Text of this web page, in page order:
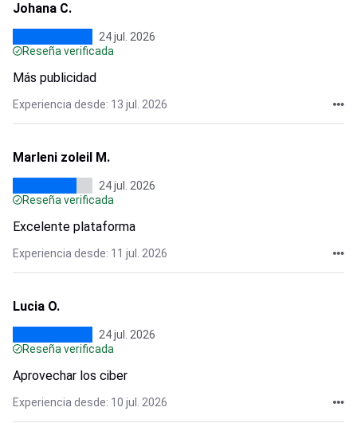
Johana C.
24 jul. 2026
Reseña verificada
Más publicidad
Experiencia desde: 13 jul. 2026
Marleni zoleil M.
24 jul. 2026
Reseña verificada
Excelente plataforma
Experiencia desde: 11 jul. 2026
Lucia O.
24 jul. 2026
Reseña verificada
Aprovechar los ciber
Experiencia desde: 10 jul. 2026